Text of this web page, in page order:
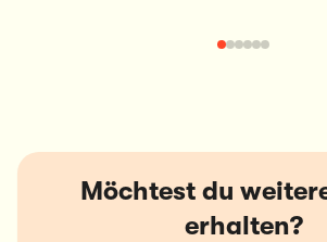
Möchtest du
erhalten?